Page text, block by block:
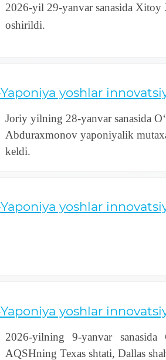
2026-yil 29-yanvar sanasida Xitoy
oshirildi.
Yaponiya yoshlar
Joriy yilning 28-yanvar sanasida
Abduraxmonov yaponiyalik
keldi.
yoshlar
yoshlar
2026-yilning 9-yanvar sanasida
AQSHning Texas shtati, Dallas